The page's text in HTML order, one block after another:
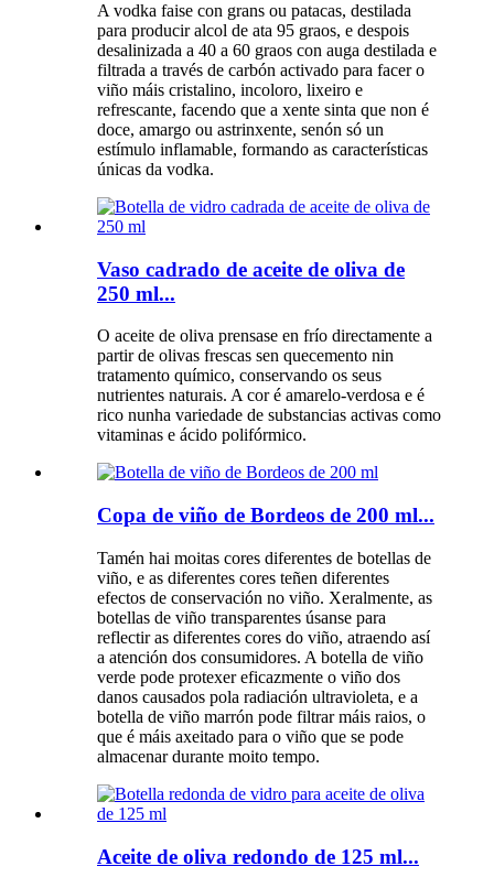
A vodka faise con grans ou patacas, destilada
para producir alcol de ata 95 graos, e despois
desalinizada a 40 a 60 graos con auga destilada e
filtrada a través de carbón activado para facer o
viño máis cristalino, incoloro, lixeiro e
refrescante, facendo que a xente sinta que non é
doce, amargo ou astrinxente, senón só un
estímulo inflamable, formando as características
únicas da vodka.
Vaso cadrado de aceite de oliva de
250 ml...
O aceite de oliva prensase en frío directamente a
partir de olivas frescas sen quecemento nin
tratamento químico, conservando os seus
nutrientes naturais. A cor é amarelo-verdosa e é
rico nunha variedade de substancias activas como
vitaminas e ácido polifórmico.
Copa de viño de Bordeos de 200 ml...
Tamén hai moitas cores diferentes de botellas de
viño, e as diferentes cores teñen diferentes
efectos de conservación no viño. Xeralmente, as
botellas de viño transparentes úsanse para
reflectir as diferentes cores do viño, atraendo así
a atención dos consumidores. A botella de viño
verde pode protexer eficazmente o viño dos
danos causados ​​pola radiación ultravioleta, e a
botella de viño marrón pode filtrar máis raios, o
que é máis axeitado para o viño que se pode
almacenar durante moito tempo.
Aceite de oliva redondo de 125 ml...